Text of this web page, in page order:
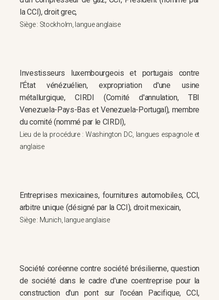
la CCI), droit grec,
Siège : Stockholm, langue anglaise
Investisseurs luxembourgeois et portugais contre
l'État vénézuélien, expropriation d'une usine
métallurgique, CIRDI (Comité d'annulation, TBI
Venezuela-Pays-Bas et Venezuela-Portugal), membre
du comité (nommé par le CIRDI),
Lieu de la procédure : Washington DC, langues espagnole et
anglaise
Entreprises mexicaines, fournitures automobiles, CCI,
arbitre unique (désigné par la CCI), droit mexicain,
Siège : Munich, langue anglaise
Société coréenne contre société brésilienne, question
de société dans le cadre d'une coentreprise pour la
construction d'un pont sur l'océan Pacifique, CCI,